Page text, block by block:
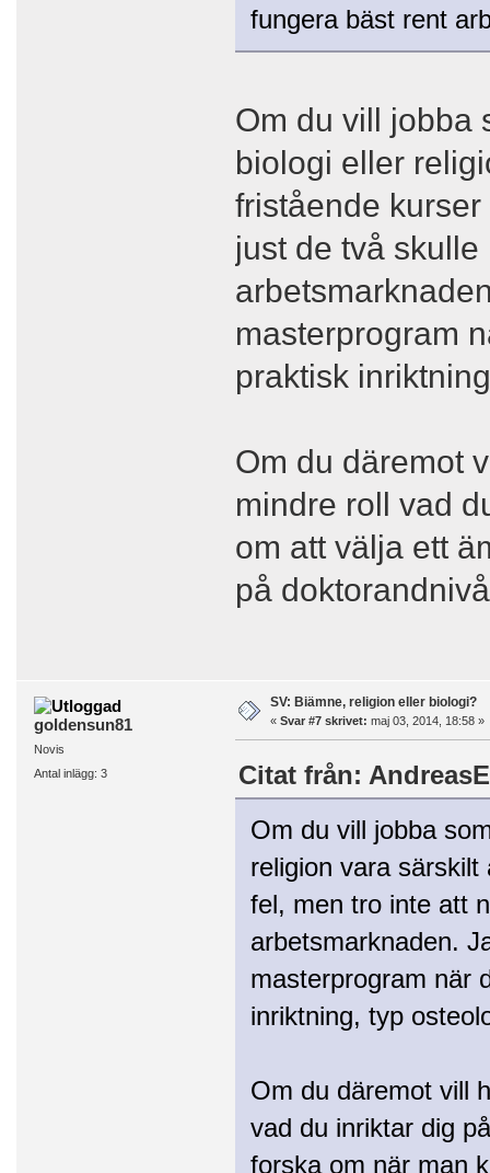
fungera bäst rent
Om du vill jobba
biologi eller
fristående
just de två
masterprogram
praktisk
Om du däremot
mindre roll vad
om att välja ett
på
goldensun81
Novis
Antal inlägg: 3
SV: Biämne, religion eller biologi?
« Svar #7 skrivet: maj 03, 2014, 18:58 »
Citat från:
Om du vill jobba
religion vara
fel, men tro inte att
arbetsmarknaden.
masterprogram när
inriktning, typ
Om du däremot vill
vad du inriktar dig
forska om när man